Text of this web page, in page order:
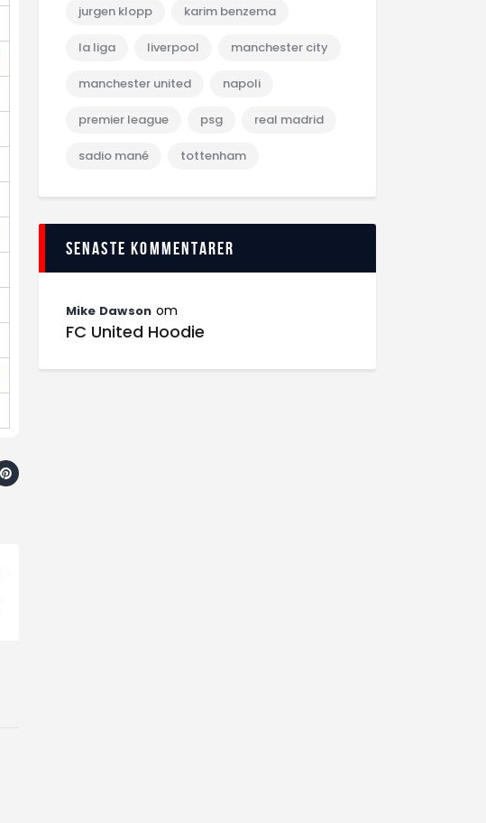
jurgen klopp karim benzema
la liga liverpool manchester city
manchester united napoli
premier league psg real madrid
sadio mané tottenham
Senaste kommentarer
Mike Dawson om
FC United Hoodie